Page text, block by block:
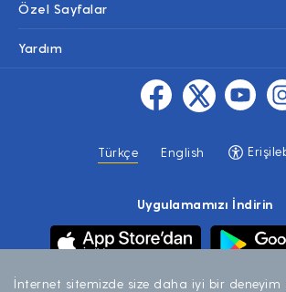
Özel Sayfalar
Yardım
Türkçe English
Uygulamamızı İndirin
İnternet sitemizde size daha iyi bir deneyim